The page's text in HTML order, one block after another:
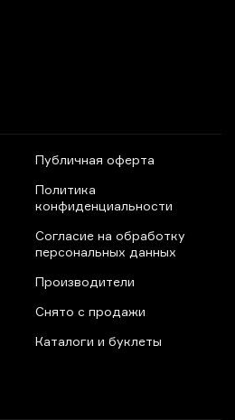
Публичная оферта
Политика
конфиденциальности
Согласие на обработку
персональных данных
Производители
Снято с продажи
Каталоги и буклеты